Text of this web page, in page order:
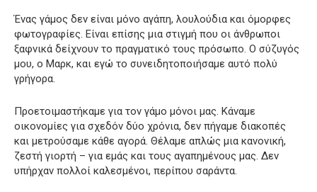
Ένας γάμος δεν είναι μόνο αγάπη, λουλούδια και όμορφες
φωτογραφίες. Είναι επίσης μια στιγμή που οι άνθρωποι
ξαφνικά δείχνουν το πραγματικό τους πρόσωπο. Ο σύζυγός
μου, ο Μαρκ, και εγώ το συνειδητοποιήσαμε αυτό πολύ
γρήγορα.
Προετοιμαστήκαμε για τον γάμο μόνοι μας. Κάναμε
οικονομίες για σχεδόν δύο χρόνια, δεν πήγαμε διακοπές
και μετρούσαμε κάθε αγορά. Θέλαμε απλώς μια κανονική,
ζεστή γιορτή – για εμάς και τους αγαπημένους μας. Δεν
υπήρχαν πολλοί καλεσμένοι, περίπου σαράντα.